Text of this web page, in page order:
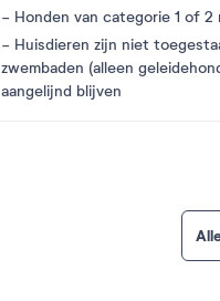
- Honden van categorie 1 of
- Huisdieren zijn niet
zwembaden (alleen
aangelijnd blijven